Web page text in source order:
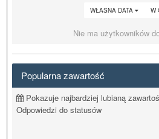
W
WŁASNA DATA
Nie ma użytkowników
Popularna zawartość
Pokazuje najbardziej lubianą
Odpowiedzi do statusów